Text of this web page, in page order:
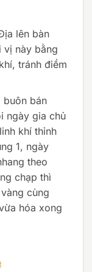
lên bàn
vị này bằng
tránh điềm
buôn bán
ngày gia chủ
khí thỉnh
1, ngày
theo
chạp thì
cùng
hóa xong